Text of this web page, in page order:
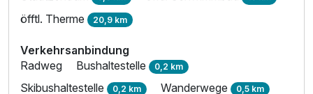
öfftl. Therme 20,9 km
Verkehrsanbindung
Radweg
Bushaltestelle 0,2 km
Skibushaltestelle 0,2 km Wanderwege 0,5 km